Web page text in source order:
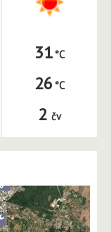
31
26
2 čv